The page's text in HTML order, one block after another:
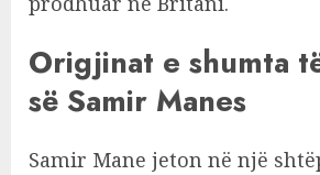
Origjinat e shumta
së Samir Manes
Samir Mane jeton në një